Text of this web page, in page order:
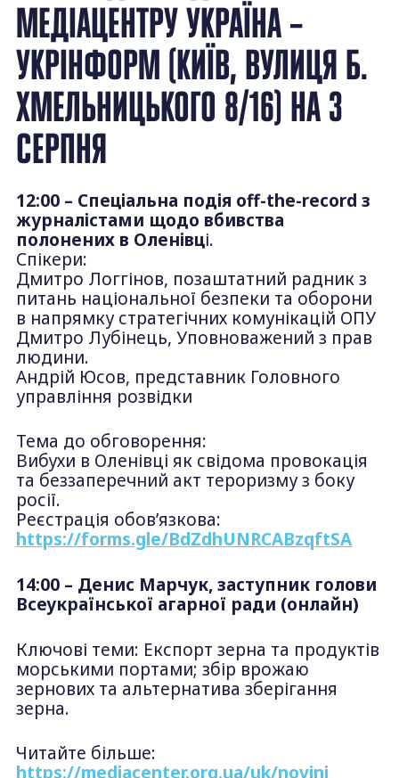
МЕДІАЦЕНТРУ УКРАЇНА –
УКРІНФОРМ (КИЇВ, ВУЛИЦЯ Б.
ХМЕЛЬНИЦЬКОГО 8/16) НА 3
СЕРПНЯ
12:00 – Cпеціальна подія off-the-record з
журналістами щодо вбивства
полонених в Оленівці.
Спікери:
Дмитро Логгінов, позаштатний радник з
питань національної безпеки та оборони
в напрямку стратегічних комунікацій ОПУ
Дмитро Лубінець, Уповноважений з прав
людини.
Андрій Юсов, представник Головного
управління розвідки
Тема до обговорення:
Вибухи в Оленівці як свідома провокація
та беззаперечний акт тероризму з боку
росії.
Реєстрація обов’язкова:
https://forms.gle/BdZdhUNRCABzqftSA
14:00 – Денис Марчук, заступник голови
Всеукраїнської агарної ради (онлайн)
Ключові теми: Експорт зерна та продуктів
морськими портами; збір врожаю
зернових та альтернатива зберігання
зерна.
Читайте більше:
https://mediacenter.org.ua/uk/novini